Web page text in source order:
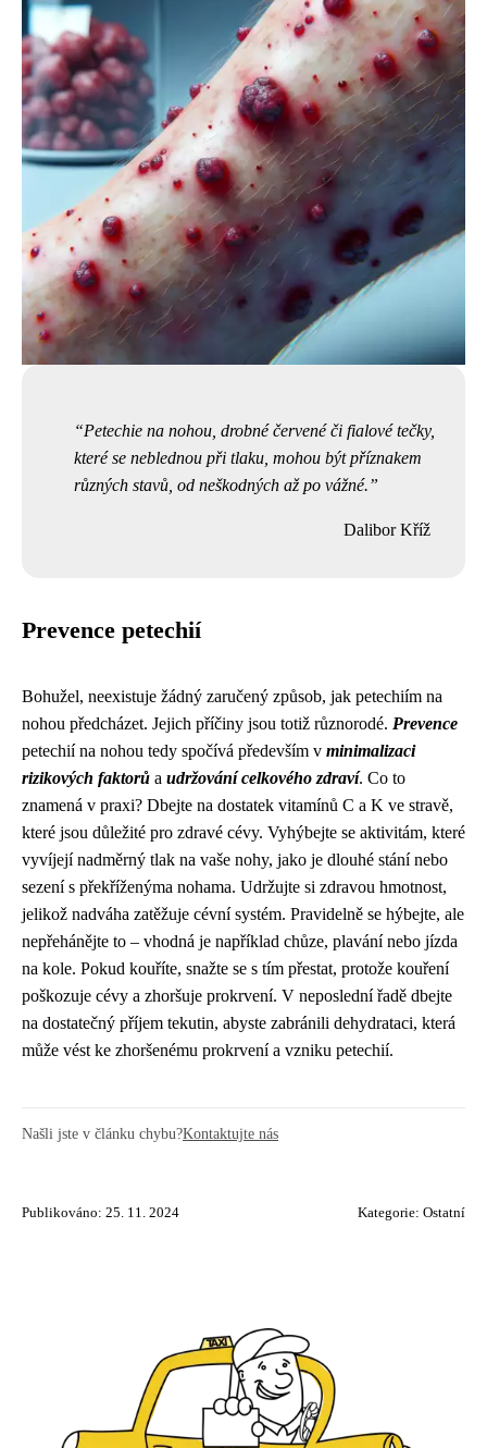
Petechie na nohou, drobné červené či fialové tečky,
které se neblednou při tlaku, mohou být příznakem
různých stavů, od neškodných až po vážné.
Dalibor Kříž
Prevence petechií
Bohužel, neexistuje žádný zaručený způsob, jak petechiím na
nohou předcházet. Jejich příčiny jsou totiž různorodé. Prevence
petechií na nohou tedy spočívá především v minimalizaci
rizikových faktorů a udržování celkového zdraví. Co to
znamená v praxi? Dbejte na dostatek vitamínů C a K ve stravě,
které jsou důležité pro zdravé cévy. Vyhýbejte se aktivitám, které
vyvíjejí nadměrný tlak na vaše nohy, jako je dlouhé stání nebo
sezení s překříženýma nohama. Udržujte si zdravou hmotnost,
jelikož nadváha zatěžuje cévní systém. Pravidelně se hýbejte, ale
nepřehánějte to – vhodná je například chůze, plavání nebo jízda
na kole. Pokud kouříte, snažte se s tím přestat, protože kouření
poškozuje cévy a zhoršuje prokrvení. V neposlední řadě dbejte
na dostatečný příjem tekutin, abyste zabránili dehydrataci, která
může vést ke zhoršenému prokrvení a vzniku petechií.
Našli jste v článku chybu?Kontaktujte nás
Publikováno: 25. 11. 2024 Kategorie: Ostatní